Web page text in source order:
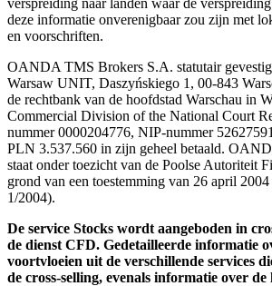
deze informatie onverenigbaar zou zijn met
en voorschriften.
OANDA TMS Brokers S.A. statutair
Warsaw UNIT, Daszyńskiego 1, 00-843
de rechtbank van de hoofdstad Warschau in
Commercial Division of the National Court
nummer 0000204776, NIP-nummer
PLN 3.537.560 in zijn geheel betaald.
staat onder toezicht van de Poolse Autoriteit
grond van een toestemming van 26 april
1/2004).
De service Stocks wordt aangeboden in
de dienst CFD. Gedetailleerde informatie
voortvloeien uit de verschillende services
de cross-selling, evenals informatie over de